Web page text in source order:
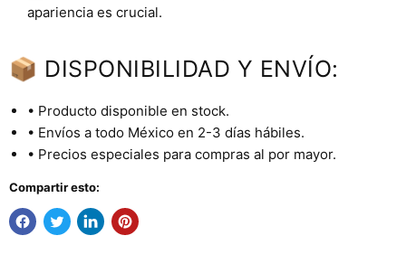
apariencia es crucial.
📦 DISPONIBILIDAD Y ENVÍO:
• Producto disponible en stock.
• Envíos a todo México en 2-3 días hábiles.
• Precios especiales para compras al por mayor.
Compartir esto: